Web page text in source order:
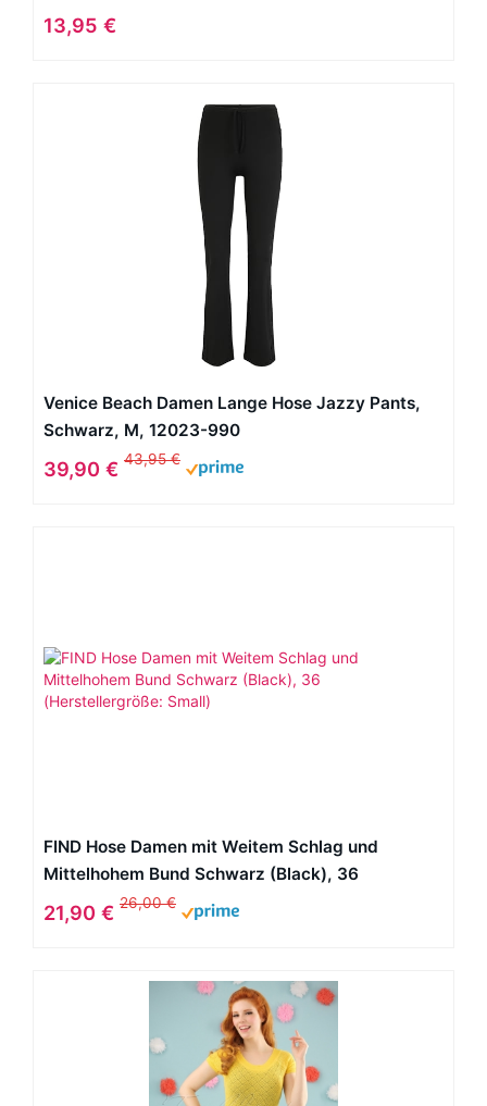
Strandhose Bequem Schlaghose Lang Hosen
Große Größe Schwarz M
13,95 €
Venice Beach Damen Lange Hose Jazzy Pants,
Schwarz, M, 12023-990
39,90 € 43,95 €
FIND Hose Damen mit Weitem Schlag und
Mittelhohem Bund Schwarz (Black), 36
(Herstellergröße: Small)
21,90 € 26,00 €